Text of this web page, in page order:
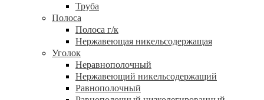
Труба
Полоса
Полоса г/к
Нержавеющая никельсодержащая
Уголок
Неравнополочный
Нержавеющий никельсодержащий
Равнополочный